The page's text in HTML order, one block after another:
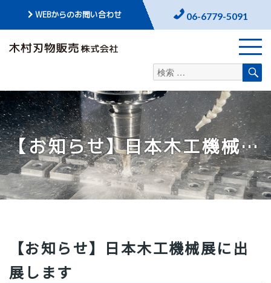
WEBからのお問い合わせ 06-6779-5091
検
索
対
象:
索
【お知らせ】日本木工機械展に出展します
【お知らせ】日本木工機械展に出
展します